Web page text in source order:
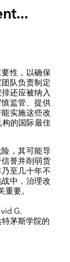
性，以确保
队负责制定
还应被纳入
监管、提供
实施这些改
的国际最佳
，其可能导
誉并削弱货
至几十年不
中，治理改
要。
G.
茅斯学院的